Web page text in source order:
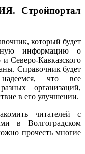
Стройпортал
который будет
информацию о
Северо-Кавказского
Справочник будет
что все
организаций,
в его улучшении.
читателей с
в Волгоградском
прочесть многие